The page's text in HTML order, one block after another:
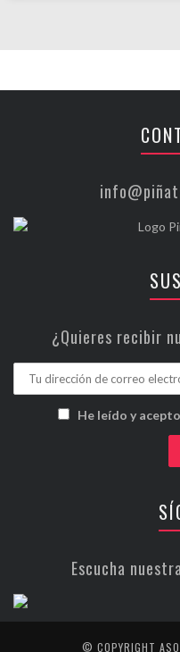
¿Quieres recibir
He leído y
Escucha
© COPYRIGHT